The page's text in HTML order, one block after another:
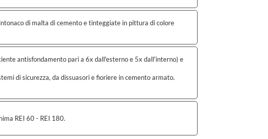
di malta di cemento e tinteggiate in pittura di colore
antisfondamento pari a 6x dall'esterno e 5x dall'interno) e
di sicurezza, da dissuasori e fioriere in cemento armato.
REI 60 - REI 180.